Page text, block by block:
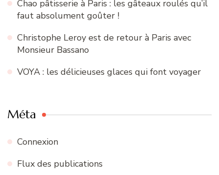
Chao pâtisserie à Paris : les gâteaux roulés qu’il
faut absolument goûter !
Christophe Leroy est de retour à Paris avec
Monsieur Bassano
VOYA : les délicieuses glaces qui font voyager
Méta
Connexion
Flux des publications